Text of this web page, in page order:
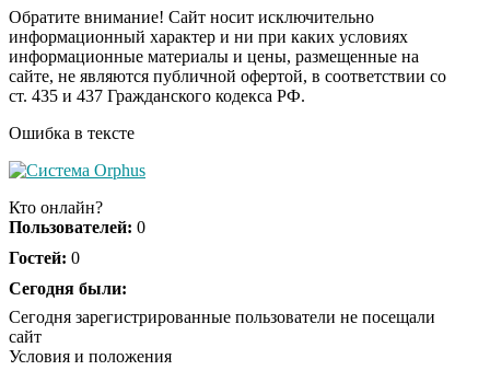
i
Ролик длится пару
секунд, но вы будете в
шоке от увиденного
Ролик из Омска: вы
Ржу не переставая, это
не раз
Обратите внимание! Сайт носит исключительно
информационный характер и ни при каких условиях
информационные материалы и цены, размещенные на
сайте, не являются публичной офертой, в соответствии со
ст. 435 и 437 Гражданского кодекса РФ.
Ошибка в тексте
Кто онлайн?
Пользователей: 0
Гостей: 0
Сегодня были:
Сегодня зарегистрированные пользователи не посещали
сайт
Условия и положения